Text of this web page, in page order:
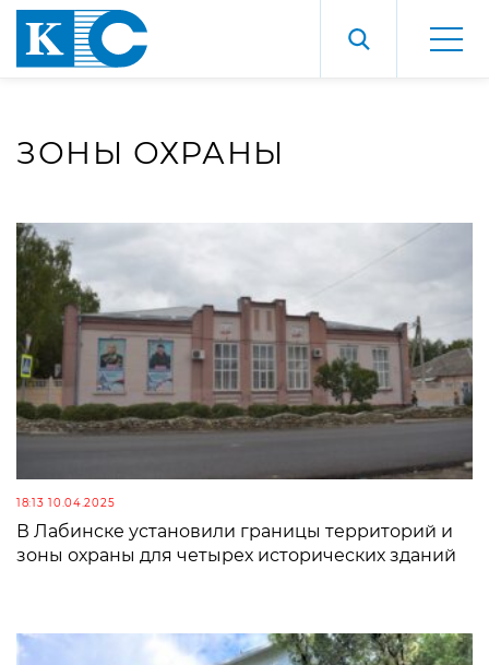
ЗОНЫ ОХРАНЫ
18:13 10.04.2025
В Лабинске установили границы территорий и
зоны охраны для четырех исторических зданий